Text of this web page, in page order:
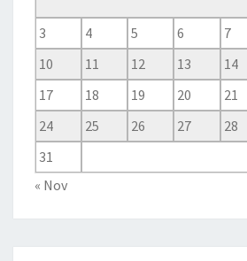
3
4 5 6 7
10
11 12 13 14
17
18 19 20 21
24
25 26 27 28
31
« Nov